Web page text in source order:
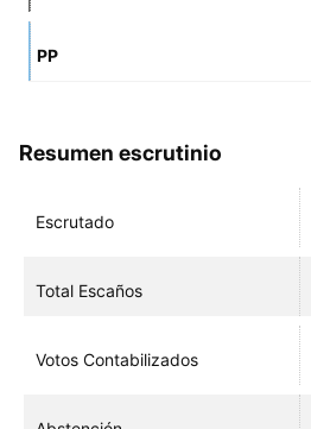
PP
Resumen escrutinio
Escrutado
Total Escaños
Votos Contabilizados